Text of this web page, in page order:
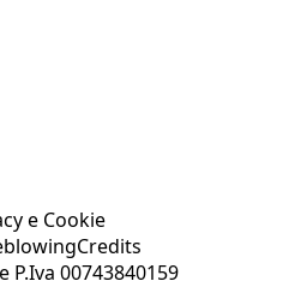
e Cookie
Credits
00743840159